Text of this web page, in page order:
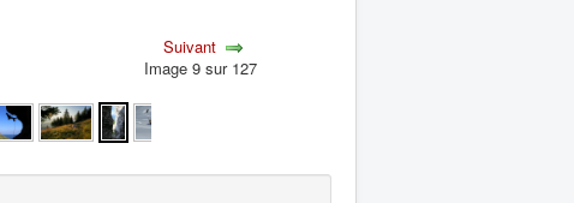
Suivant
Image 9 sur 127